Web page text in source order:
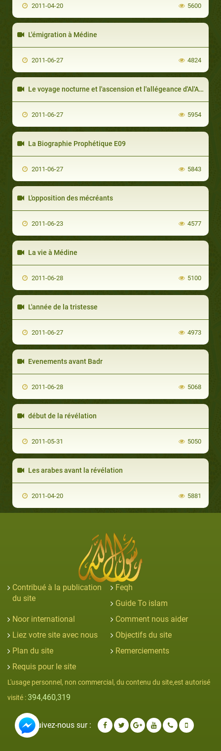
2011-04-20 5600
L'émigration à Médine
2011-06-27 4824
Le voyage nocturne et l'ascension et l'allégeance d'Al'Aqaba
2011-06-27 5954
La Biographie Prophétique E09
2011-06-27 5843
L'opposition des mécréants
2011-06-23 4577
La vie à Médine
2011-06-28 5100
L'année de la tristesse
2011-06-27 4973
Evenements avant Badr
2011-06-28 5068
début de la révélation
2011-05-31 5050
Les arabes avant la révélation
2011-04-20 5881
Contribué à la publication
du site
Feqh
Guide To islam
Noor international
Comment nous aider
Liez votre site avec nous
Objectifs du site
Plan du site
Remerciements
Requis pour le site
L'usage personnel, non commercial, du contenu du site,est autorisé
visité : 394,460,319
Suivez-nous sur :